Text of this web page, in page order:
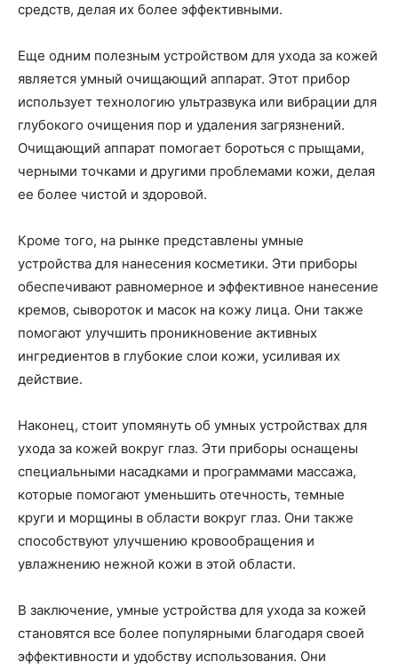
средств, делая их более эффективными.
Еще одним полезным устройством для ухода за кожей
является умный очищающий аппарат. Этот прибор
использует технологию ультразвука или вибрации для
глубокого очищения пор и удаления загрязнений.
Очищающий аппарат помогает бороться с прыщами,
черными точками и другими проблемами кожи, делая
ее более чистой и здоровой.
Кроме того, на рынке представлены умные
устройства для нанесения косметики. Эти приборы
обеспечивают равномерное и эффективное нанесение
кремов, сывороток и масок на кожу лица. Они также
помогают улучшить проникновение активных
ингредиентов в глубокие слои кожи, усиливая их
действие.
Наконец, стоит упомянуть об умных устройствах для
ухода за кожей вокруг глаз. Эти приборы оснащены
специальными насадками и программами массажа,
которые помогают уменьшить отечность, темные
круги и морщины в области вокруг глаз. Они также
способствуют улучшению кровообращения и
увлажнению нежной кожи в этой области.
В заключение, умные устройства для ухода за кожей
становятся все более популярными благодаря своей
эффективности и удобству использования. Они